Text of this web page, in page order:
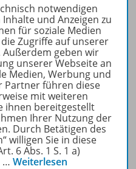
POLITIK &
zu den
Seiten:
Abo-Angeboten
Zeitschriftenkiosk
Online-Archiv
zur Zeitschrift
notwendigen
und Anzeigen zu
für soziale Medien
Zugriffe auf unserer
Außerdem geben wir
unserer Webseite an
Medien, Werbung und
Partner führen diese
mit weiteren
ihnen bereitgestellt
Ihrer Nutzung der
Durch Betätigen des
willigen Sie in diese
6 Abs. 1 S. 1 a)
… Weiterlesen